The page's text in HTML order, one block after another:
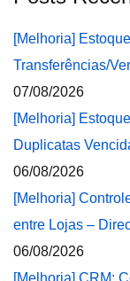
[Melhoria]
Transferências/
07/08/2026
[Melhoria]
Duplicatas
06/08/2026
[Melhoria]
entre Lojas –
06/08/2026
[Melhoria] CRM: